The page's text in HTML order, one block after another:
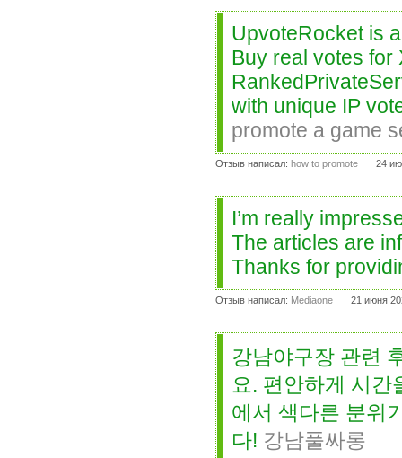
UpvoteRocket is
Buy real votes for
with unique IP
promote a game
Отзыв написал: how to promote 24
I’m really
The articles are
Thanks for
Отзыв написал: Mediaone 21 июня
강남야구장 관련
요. 편안하게 시
에서 색다른 분위
다! 강남풀싸롱